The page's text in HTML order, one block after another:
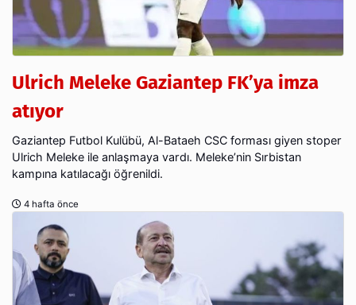
Ulrich Meleke Gaziantep FK’ya imza
atıyor
Gaziantep Futbol Kulübü, Al-Bataeh CSC forması giyen stoper
Ulrich Meleke ile anlaşmaya vardı. Meleke’nin Sırbistan
kampına katılacağı öğrenildi.
4 hafta önce